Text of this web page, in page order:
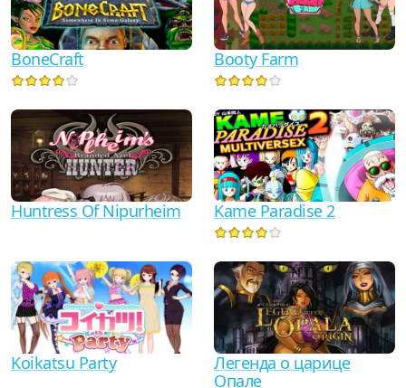
BoneCraft Booty Farm
Huntress Of Nipurheim Kame Paradise 2
Koikatsu Party
Легенда о царице
Опале